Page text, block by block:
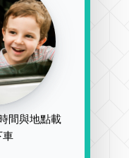
間與地點載
車